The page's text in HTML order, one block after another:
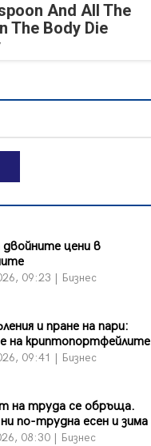
And All The
The Body Die
двойните цени в
09:23 | Бизнес
и пране на пари:
на криптопортфейлите
09:41 | Бизнес
на труда се обръща.
по-трудна есен и зима
08:30 | Бизнес